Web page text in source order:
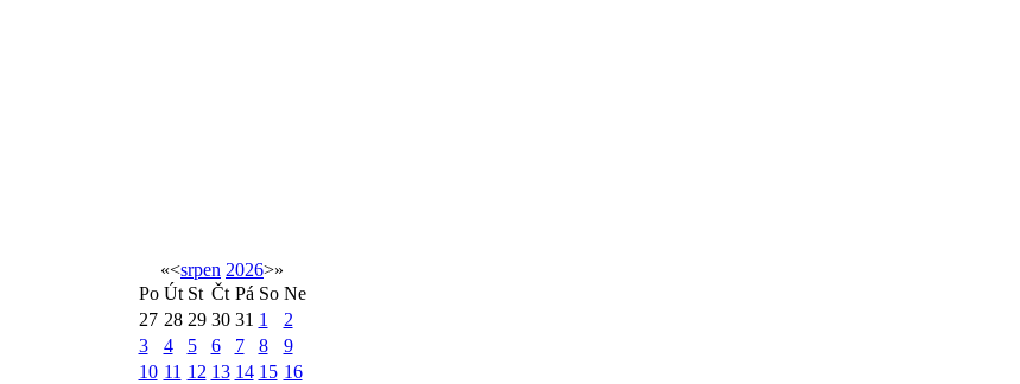
«<srpen 2026>»
Po Út St Čt Pá So Ne
27 28 29 30 31 1
2
3
4 5 6 7 8
9
10 11 12 13 14 15 16